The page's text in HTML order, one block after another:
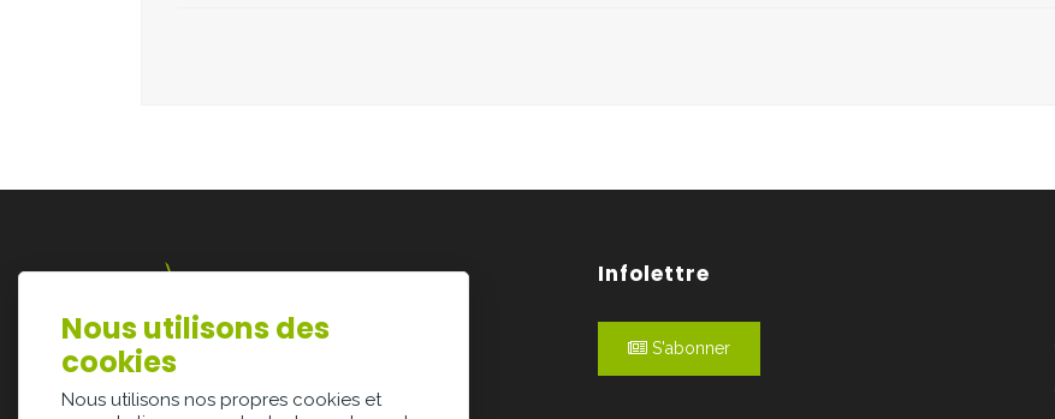
Lazarijstraat 168
3500 Hasselt
Infolettre
S'abonner
Nous utilisons des
cookies
Nous utilisons nos propres cookies et